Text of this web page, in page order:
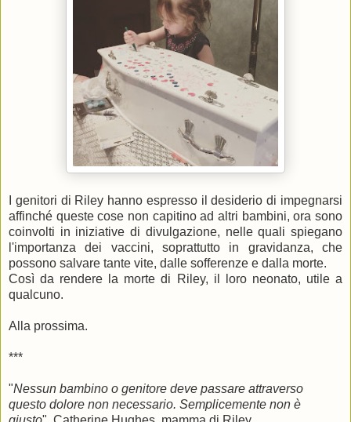
I genitori di Riley hanno espresso il desiderio di impegnarsi
affinché queste cose non capitino ad altri bambini, ora sono
coinvolti in iniziative di divulgazione, nelle quali spiegano
l'importanza dei vaccini, soprattutto in gravidanza, che
possono salvare tante vite, dalle sofferenze e dalla morte.
Così da rendere la morte di Riley, il loro neonato, utile a
qualcuno.
Alla prossima.
***
"Nessun bambino o genitore deve passare attraverso
questo dolore non necessario. Semplicemente non è